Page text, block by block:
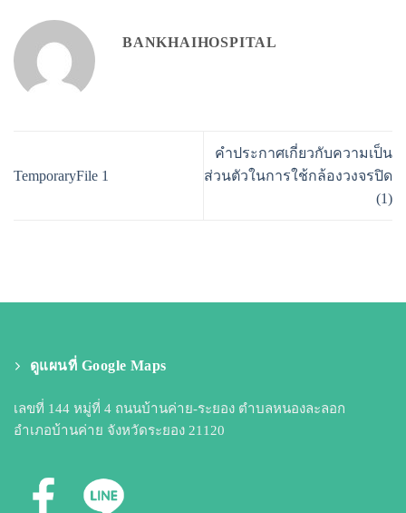
BANKHAIHOSPITAL
TemporaryFile 1
คำประกาศเกี่ยวกับความเป็น
ส่วนตัวในการใช้กล้องวงจรปิด
(1)
ดูแผนที่ Google Maps
เลขที่ 144 หมู่ที่ 4 ถนนบ้านค่าย-ระยอง ตำบลหนองละลอก
อำเภอบ้านค่าย จังหวัดระยอง 21120